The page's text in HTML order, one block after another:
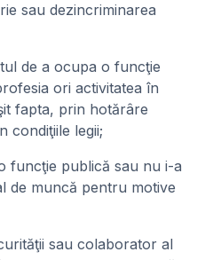
sau dezincriminarea
de a ocupa o funcţie
ori activitatea în
fapta, prin hotărâre
condiţiile legii;
funcţie publică sau nu i-a
de muncă pentru motive
sau colaborator al